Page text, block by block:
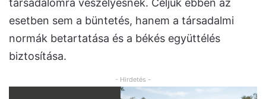
társadalomra veszélyesnek. Céljuk ebben az
esetben sem a büntetés, hanem a társadalmi
normák betartatása és a békés együttélés
biztosítása.
- Hirdetés -